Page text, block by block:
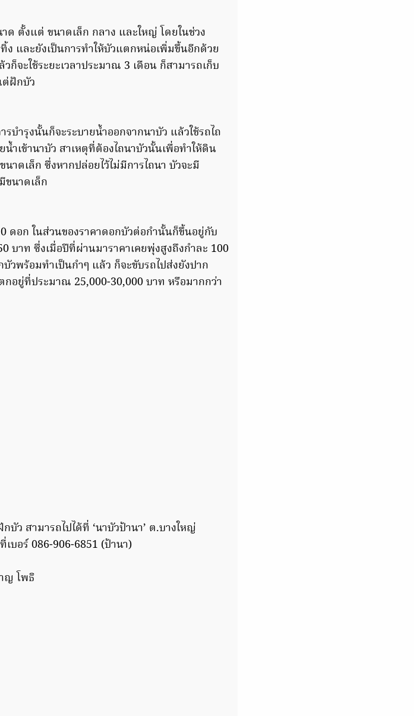
ด ตั้งแต่ ขนาดเล็ก กลาง และใหญ่ โดยในช่วง
ง และยังเป็นการทำให้บัวแตกหน่อเพิ่มขึ้นอีกด้วย
จะใช้ระยะเวลาประมาณ 3 เดือน ก็สามารถเก็บ
ต่ฝักบัว
บำรุงนั้นก็จะระบายน้ำออกจากนาบัว แล้วใช้รถไถ
ำเข้านาบัว สาเหตุที่ต้องไถนาบัวนั้นเพื่อทำให้ดิน
ดเล็ก ซึ่งหากปล่อยไว้ไม่มีการไถนา บัวจะมี
ขนาดเล็ก
ดอก ในส่วนของราคาดอกบัวต่อกำนั้นก็ขึ้นอยู่กับ
บาท ซึ่งเมื่อปีที่ผ่านมาราคาเคยพุ่งสูงถึงกำละ 100
พร้อมทำเป็นกำๆ แล้ว ก็จะขับรถไปส่งยังปาก
อยู่ที่ประมาณ 25,000-30,000 บาท หรือมากกว่า
ว สามารถไปได้ที่ ‘นาบัวป้านา’ ต.บางใหญ่
บอร์ 086-906-6851 (ป้านา)
ญ โพธิ